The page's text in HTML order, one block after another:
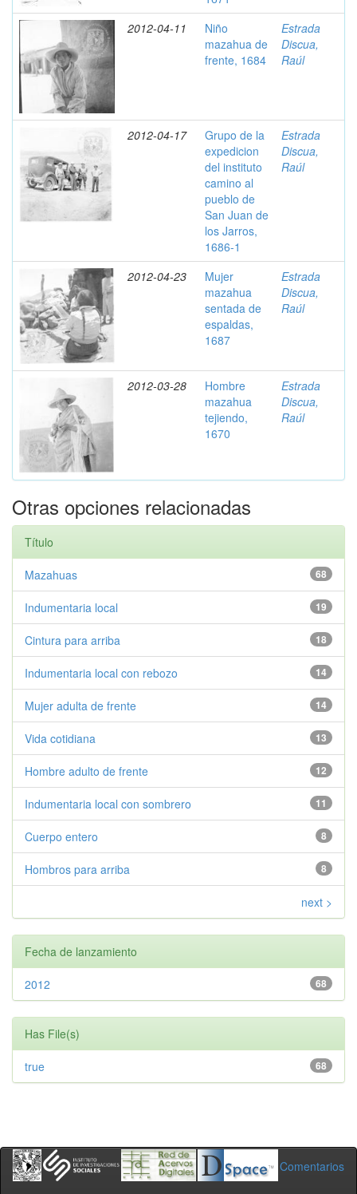
2012-04-11
Niño
mazahua de
frente, 1684
Estrada
Discua,
Raúl
2012-04-17
Grupo de la
expedicion
del instituto
camino al
pueblo de
San Juan de
los Jarros,
1686-1
Estrada
Discua,
Raúl
2012-04-23
Mujer
mazahua
sentada de
espaldas,
1687
Estrada
Discua,
Raúl
2012-03-28
Hombre
mazahua
tejiendo,
1670
Estrada
Discua,
Raúl
Otras opciones relacionadas
Título
68
Mazahuas
19
Indumentaria local
18
Cintura para arriba
14
Indumentaria local con rebozo
14
Mujer adulta de frente
13
Vida cotidiana
12
Hombre adulto de frente
11
Indumentaria local con sombrero
8
Cuerpo entero
8
Hombros para arriba
next >
Fecha de lanzamiento
68
2012
Has File(s)
68
true
Comentarios